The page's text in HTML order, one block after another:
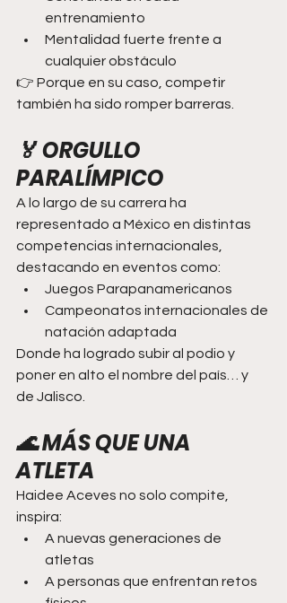
entrenamiento
Mentalidad fuerte frente a
cualquier obstáculo
👉 Porque en su caso, competir
también ha sido romper barreras.
🏅 ORGULLO
PARALÍMPICO
A lo largo de su carrera ha
representado a México en distintas
competencias internacionales,
destacando en eventos como:
Juegos Parapanamericanos
Campeonatos internacionales de
natación adaptada
Donde ha logrado subir al podio y
poner en alto el nombre del país… y
de Jalisco.
🌊 MÁS QUE UNA
ATLETA
Haidee Aceves no solo compite,
inspira:
A nuevas generaciones de
atletas
A personas que enfrentan retos